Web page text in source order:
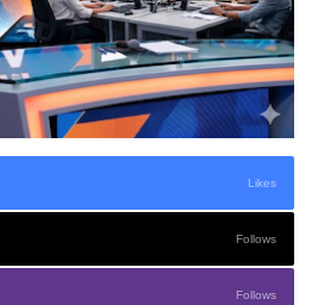
Likes
Follows
Follows